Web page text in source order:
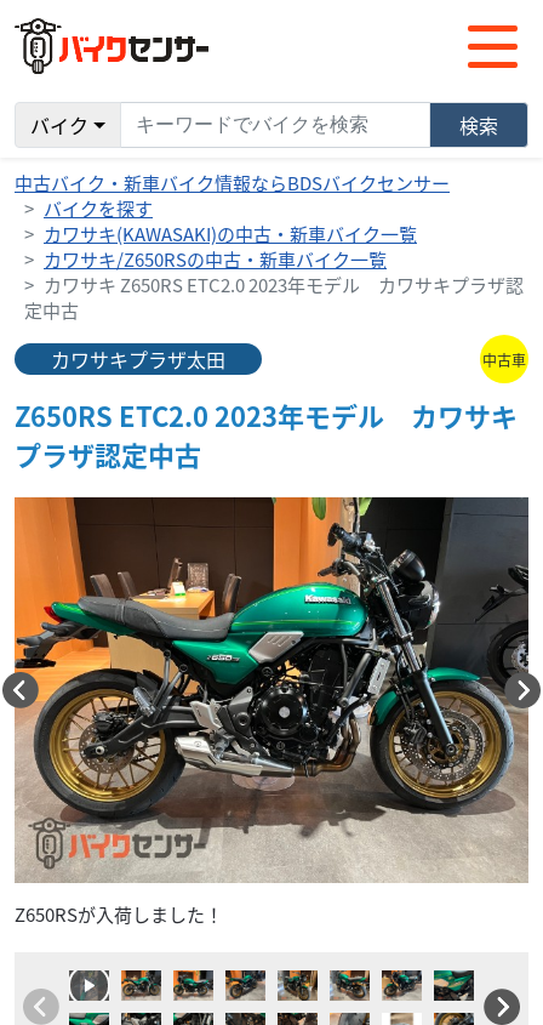
バイク 検索
中古バイク・新車バイク情報ならBDSバイクセンサー
バイクを探す
カワサキ(KAWASAKI)の中古・新車バイク一覧
カワサキ/Z650RSの中古・新車バイク一覧
カワサキ Z650RS ETC2.0 2023年モデル カワサキプラザ認
定中古
カワサキプラザ太田 中古車
Z650RS ETC2.0 2023年モデル カワサキ
プラザ認定中古
Z650RSが入荷しました！